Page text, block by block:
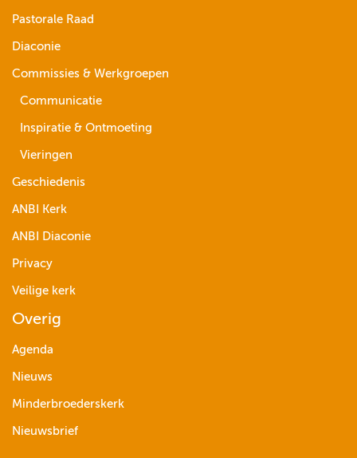
Pastorale Raad
Diaconie
Commissies & Werkgroepen
Communicatie
Inspiratie & Ontmoeting
Vieringen
Geschiedenis
ANBI Kerk
ANBI Diaconie
Privacy
Veilige kerk
Overig
Agenda
Nieuws
Minderbroederskerk
Nieuwsbrief